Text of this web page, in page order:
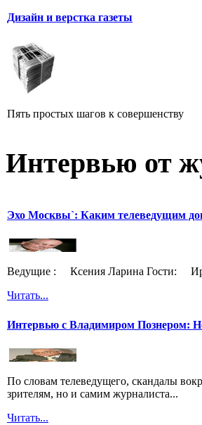
Дизайн и верстка газеты
Пять простых шагов к совершенству
Интервью от
Эхо Москвы`: Каким телеведущим
Ведущие : Ксения Ларина Гости:
Читать...
Интервью с Владимиром Познером:
По словам телеведущего, скандалы
зрителям, но и самим журналиста...
Читать...